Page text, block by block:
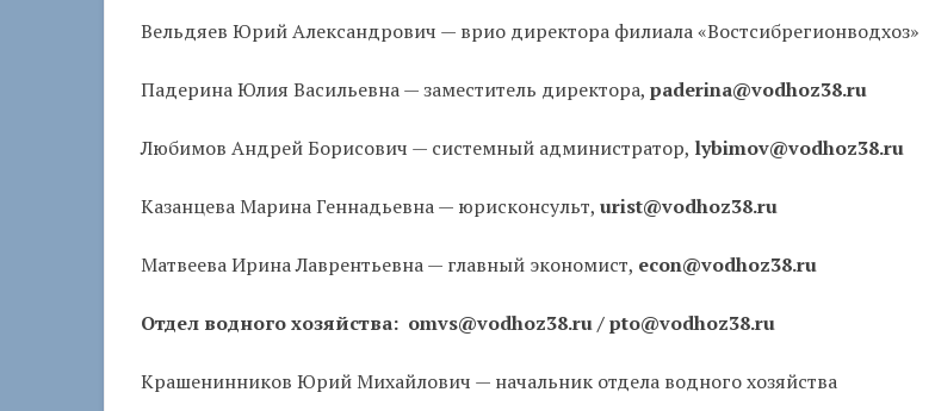
Вельдяев Юрий Александрович — врио директора филиала «Востсибрегионводхоз»
Падерина Юлия Васильевна — заместитель директора, paderina@vodhoz38.ru
Любимов Андрей Борисович — системный администратор, lybimov@vodhoz38.ru
Казанцева Марина Геннадьевна — юрисконсульт, urist@vodhoz38.ru
Матвеева Ирина Лаврентьевна — главный экономист, econ@vodhoz38.ru
Отдел водного хозяйства: omvs@vodhoz38.ru / pto@vodhoz38.ru
Крашенинников Юрий Михайлович — начальник отдела водного хозяйства